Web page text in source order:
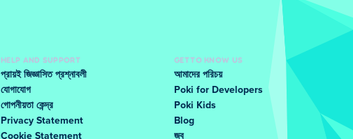
HELP AND SUPPORT
প্রায়ই জিজ্ঞাসিত প্রশ্নাবলী
যোগাযোগ
গোপনীয়তা কেন্দ্র
Privacy Statement
Cookie Statement
GET TO KNOW US
আমাদের পরিচয়
Poki for Developers
Poki Kids
Blog
জব